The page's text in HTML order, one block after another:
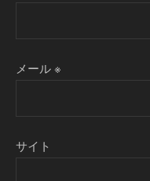
メール※
サイト